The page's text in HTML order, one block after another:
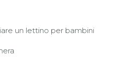
un lettino per bambini